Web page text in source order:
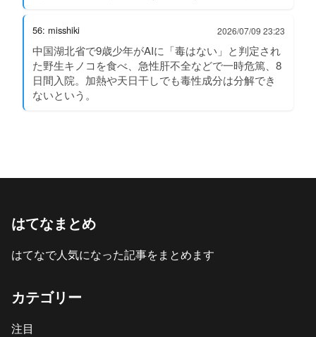
56: misshiki 2026/07/09 23:23
中国湖北省で9歳少年がAIに「毒はない」と判定され
た野生キノコを食べ、急性肝不全などで一時危篤、8
日間入院。加熱や天日干しでも毒性成分は分解でき
ないという。
はてなまとめ
はてなで人気になった記事をまとめます
カテゴリー
注目